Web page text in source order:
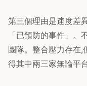
第三個理由是速度差
「已預防的事件」
團隊。整合壓力存在,
得其中兩三家無論平